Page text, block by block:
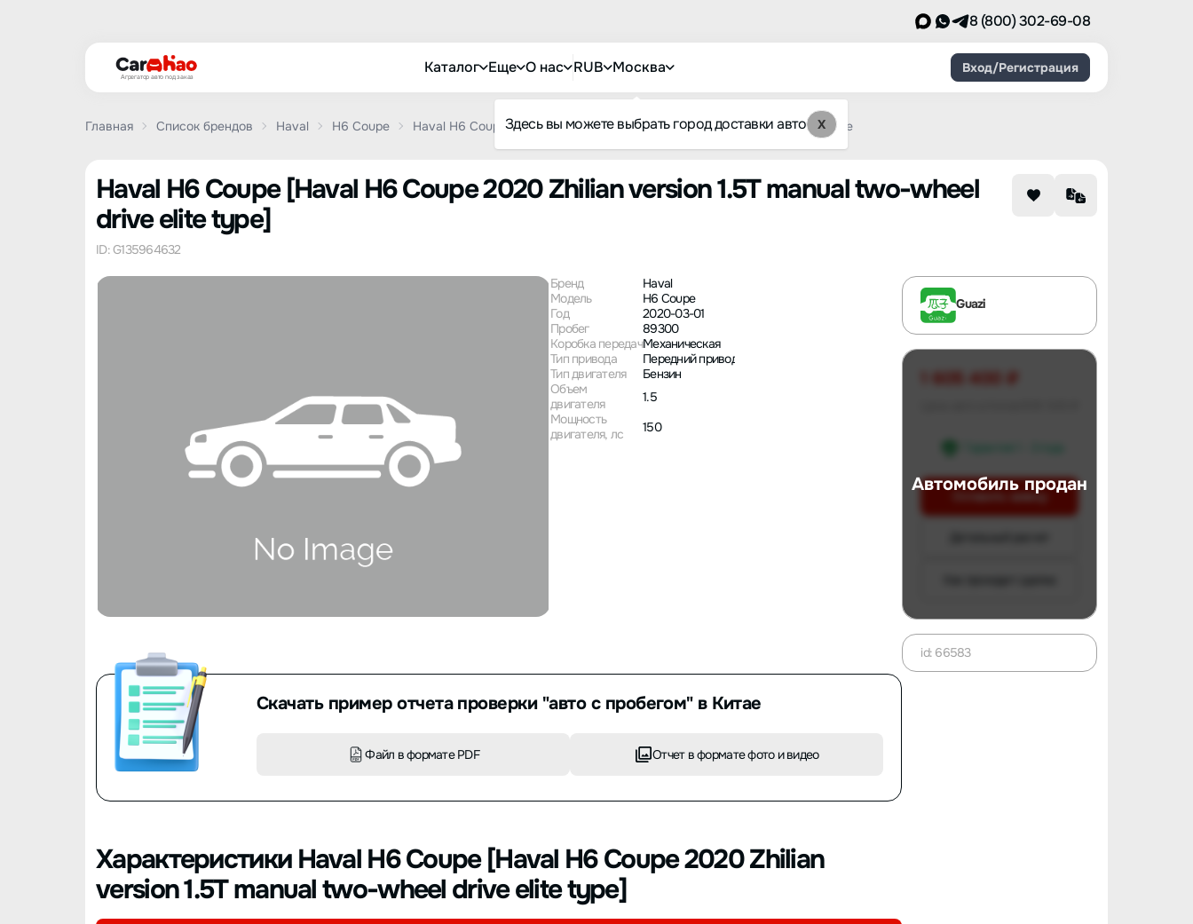
8 (800) 302-69-08
Агрегатор авто под заказ
Каталог Еще О нас RUB Москва
Здесь вы можете выбрать город доставки авто X
Вход/Регистрация
Главная Список брендов Haval H6 Coupe Haval H6 Coupe 2020 Zhilian version 1.5T manual two-wheel drive elite type
Haval H6 Coupe [Haval H6 Coupe 2020 Zhilian version 1.5T manual two-wheel
drive elite type]
ID: G135964632
Бренд
Haval
Модель
H6 Coupe
Год
2020-03-01
Пробег
89300
Коробка передачМеханическая
Тип привода
Передний привод
Тип двигателя
Бензин
Объем
двигателя
1.5
Мощность
двигателя, лс
150
Скачать пример отчета проверки "авто с пробегом" в Китае
Файл в формате PDF Отчет в формате фото и видео
Характеристики Haval H6 Coupe [Haval H6 Coupe 2020 Zhilian
version 1.5T manual two-wheel drive elite type]
Guazi
Автомобиль продан
1 605 400 ₽
Оставить заявку
id: 66583